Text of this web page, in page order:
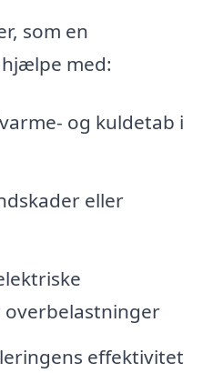
som en
med:
og kuldetab i
eller
effektivitet